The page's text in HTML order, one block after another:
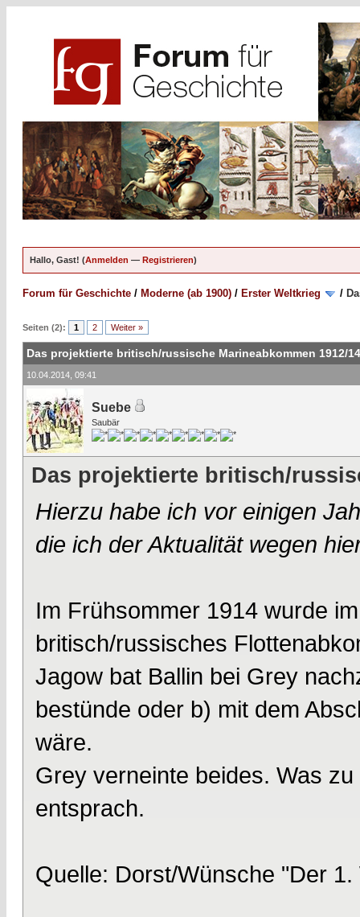
Hallo, Gast! (Anmelden — Registrieren)
Forum für Geschichte / Moderne (ab 1900) / Erster Weltkrieg /
Seiten (2): 1 2 Weiter »
Das projektierte britisch/russische Marineabkommen 1912/14
10.04.2014, 09:41
Suebe
Saubär
Das projektierte britisch/
Hierzu habe ich vor einigen
die ich der Aktualität wegen
Im Frühsommer 1914 wurde
britisch/russisches
Jagow bat Ballin bei Grey
bestünde oder b) mit dem
wäre.
Grey verneinte beides. Was
entsprach.
Quelle: Dorst/Wünsche "Der